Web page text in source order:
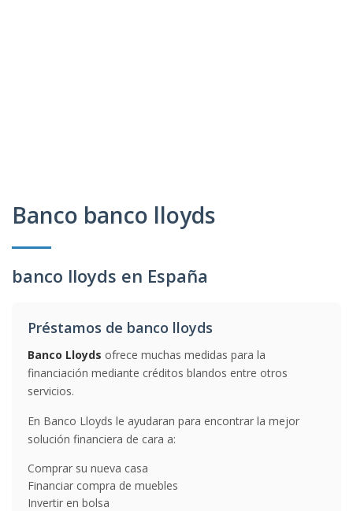
Banco banco lloyds
banco lloyds en España
Préstamos de banco lloyds
Banco Lloyds ofrece muchas medidas para la
financiación mediante créditos blandos entre otros
servicios.
En Banco Lloyds le ayudaran para encontrar la mejor
solución financiera de cara a:
Comprar su nueva casa
Financiar compra de muebles
Invertir en bolsa